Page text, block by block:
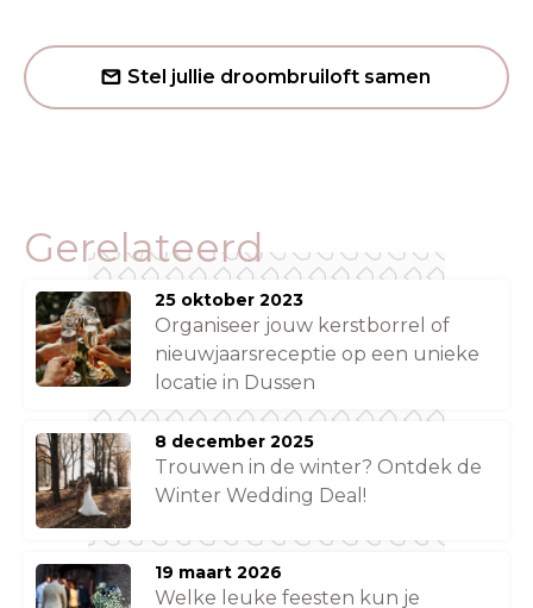
Stel jullie droombruiloft samen
Gerelateerd
25 oktober 2023
Organiseer jouw kerstborrel of
nieuwjaarsreceptie op een unieke
locatie in Dussen
8 december 2025
Trouwen in de winter? Ontdek de
Winter Wedding Deal!
19 maart 2026
Welke leuke feesten kun je